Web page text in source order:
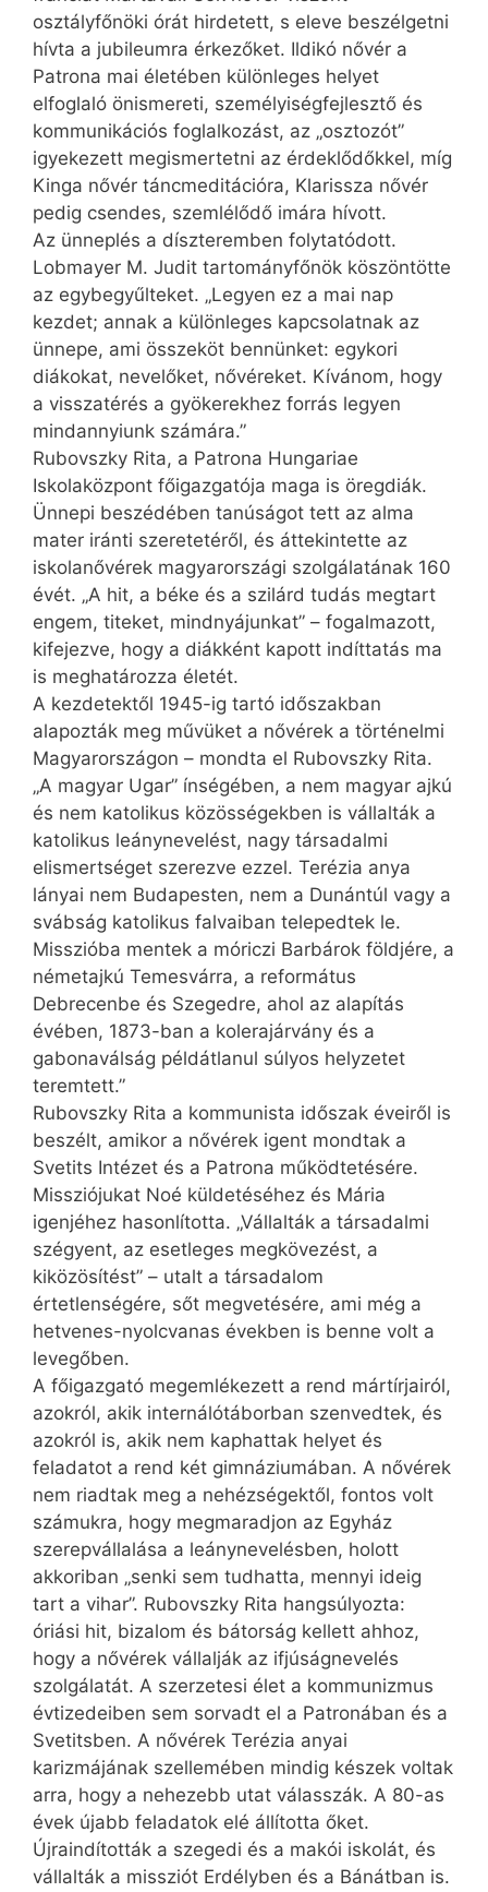
osztályfőnöki órát hirdetett, s eleve beszélgetni
hívta a jubileumra érkezőket. Ildikó nővér a
Patrona mai életében különleges helyet
elfoglaló önismereti, személyiségfejlesztő és
kommunikációs foglalkozást, az „osztozót”
igyekezett megismertetni az érdeklődőkkel, míg
Kinga nővér táncmeditációra, Klarissza nővér
pedig csendes, szemlélődő imára hívott.
Az ünneplés a díszteremben folytatódott.
Lobmayer M. Judit tartományfőnök köszöntötte
az egybegyűlteket. „Legyen ez a mai nap
kezdet; annak a különleges kapcsolatnak az
ünnepe, ami összeköt bennünket: egykori
diákokat, nevelőket, nővéreket. Kívánom, hogy
a visszatérés a gyökerekhez forrás legyen
mindannyiunk számára.”
Rubovszky Rita, a Patrona Hungariae
Iskolaközpont főigazgatója maga is öregdiák.
Ünnepi beszédében tanúságot tett az alma
mater iránti szeretetéről, és áttekintette az
iskolanővérek magyarországi szolgálatának 160
évét. „A hit, a béke és a szilárd tudás megtart
engem, titeket, mindnyájunkat” – fogalmazott,
kifejezve, hogy a diákként kapott indíttatás ma
is meghatározza életét.
A kezdetektől 1945-ig tartó időszakban
alapozták meg művüket a nővérek a történelmi
Magyarországon – mondta el Rubovszky Rita.
„A magyar Ugar” ínségében, a nem magyar ajkú
és nem katolikus közösségekben is vállalták a
katolikus leánynevelést, nagy társadalmi
elismertséget szerezve ezzel. Terézia anya
lányai nem Budapesten, nem a Dunántúl vagy a
svábság katolikus falvaiban telepedtek le.
Misszióba mentek a móriczi Barbárok földjére, a
németajkú Temesvárra, a református
Debrecenbe és Szegedre, ahol az alapítás
évében, 1873-ban a kolerajárvány és a
gabonaválság példátlanul súlyos helyzetet
teremtett.”
Rubovszky Rita a kommunista időszak éveiről is
beszélt, amikor a nővérek igent mondtak a
Svetits Intézet és a Patrona működtetésére.
Missziójukat Noé küldetéséhez és Mária
igenjéhez hasonlította. „Vállalták a társadalmi
szégyent, az esetleges megkövezést, a
kiközösítést” – utalt a társadalom
értetlenségére, sőt megvetésére, ami még a
hetvenes-nyolcvanas években is benne volt a
levegőben.
A főigazgató megemlékezett a rend mártírjairól,
azokról, akik internálótáborban szenvedtek, és
azokról is, akik nem kaphattak helyet és
feladatot a rend két gimnáziumában. A nővérek
nem riadtak meg a nehézségektől, fontos volt
számukra, hogy megmaradjon az Egyház
szerepvállalása a leánynevelésben, holott
akkoriban „senki sem tudhatta, mennyi ideig
tart a vihar”. Rubovszky Rita hangsúlyozta:
óriási hit, bizalom és bátorság kellett ahhoz,
hogy a nővérek vállalják az ifjúságnevelés
szolgálatát. A szerzetesi élet a kommunizmus
évtizedeiben sem sorvadt el a Patronában és a
Svetitsben. A nővérek Terézia anyai
karizmájának szellemében mindig készek voltak
arra, hogy a nehezebb utat válasszák. A 80-as
évek újabb feladatok elé állította őket.
Újraindították a szegedi és a makói iskolát, és
vállalták a missziót Erdélyben és a Bánátban is.